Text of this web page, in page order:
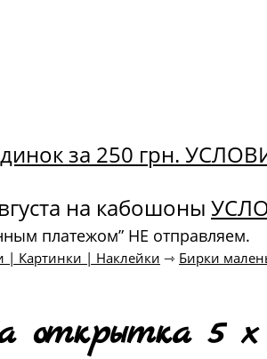
за 250 грн.
на кабошоны
платежом” НЕ отправляем.
| Картинки | Наклейки ⇾ Бирки
открытка 5